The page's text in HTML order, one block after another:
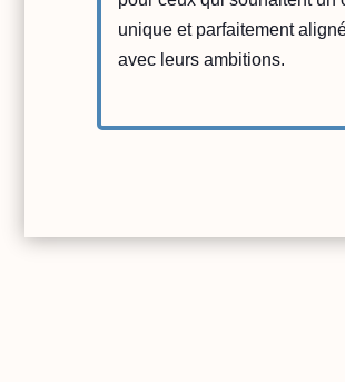
unique et parfaitement
avec leurs ambitions.